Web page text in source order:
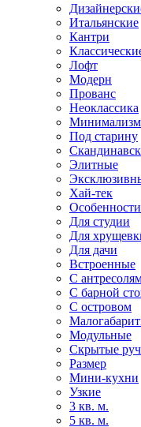
Итальянские
Кантри
Лофт
Модерн
Прованс
Неоклассика
Минимализм
Под старину
Элитные
Хай-тек
Особенности
Для студии
Для
Для дачи
Встроенные
С
С барной
С островом
Модульные
Скрытые
Размер
Мини-кухни
Узкие
3 кв. м.
5 кв. м.